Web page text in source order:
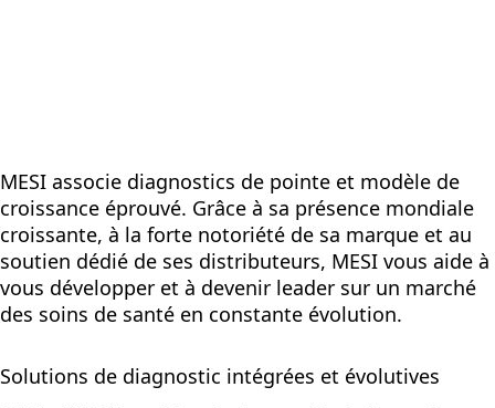
MESI associe diagnostics de pointe et modèle de
croissance éprouvé. Grâce à sa présence mondiale
croissante, à la forte notoriété de sa marque et au
soutien dédié de ses distributeurs, MESI vous aide à
vous développer et à devenir leader sur un marché
des soins de santé en constante évolution.
Solutions de diagnostic intégrées et évolutives